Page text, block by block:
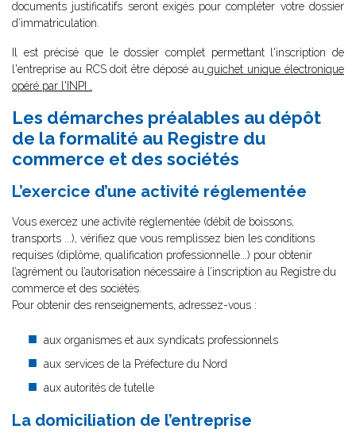
documents justificatifs seront exigés pour compléter votre dossier
d’immatriculation.
Il est précisé que le dossier complet permettant l'inscription de
l'entreprise au RCS doit être déposé au guichet unique électronique
opéré par l'INPI
Les démarches préalables au dépôt
de la formalité au Registre du
commerce et des sociétés
L’exercice d’une activité réglementée
Vous exercez une activité réglementée (débit de boissons,
transports ...), vérifiez que vous remplissez bien les conditions
requises (diplôme, qualification professionnelle...) pour obtenir
l’agrément ou l’autorisation nécessaire à l’inscription au Registre du
commerce et des sociétés.
Pour obtenir des renseignements, adressez-vous :
aux organismes et aux syndicats professionnels
aux services de la Préfecture du Nord
aux autorités de tutelle
La domiciliation de l’entreprise